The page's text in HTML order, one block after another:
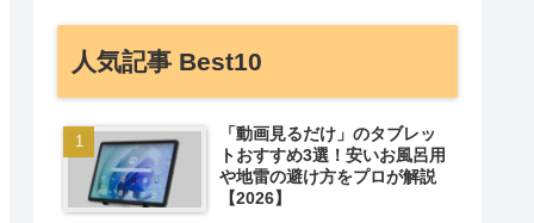
人気記事 Best10
「動画見るだけ」のタブレッ
トおすすめ3選！安いお風呂用
や地雷の避け方をプロが解説
【2026】